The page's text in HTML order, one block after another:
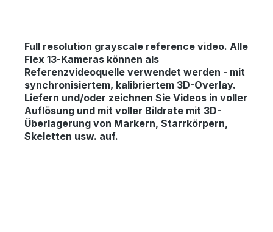
Full resolution grayscale reference video. Alle
Flex 13-Kameras können als
Referenzvideoquelle verwendet werden - mit
synchronisiertem, kalibriertem 3D-Overlay.
Liefern und/oder zeichnen Sie Videos in voller
Auflösung und mit voller Bildrate mit 3D-
Überlagerung von Markern, Starrkörpern,
Skeletten usw. auf.